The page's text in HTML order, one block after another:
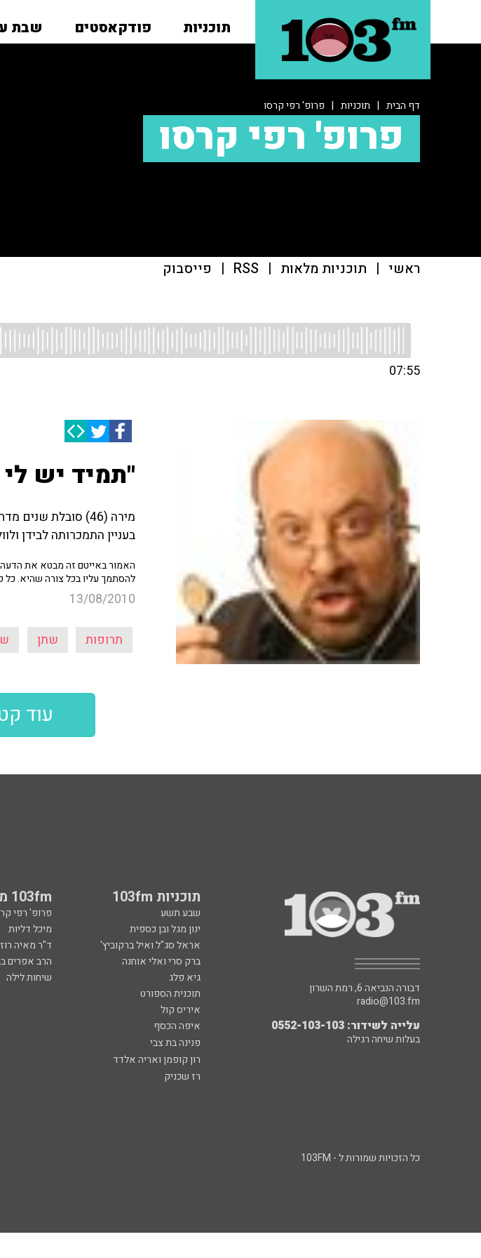
תוכניות פודקאסטים שבת
דף הבית | תוכניות | פרופ' רפי קרסו
פרופ' רפי קרסו
ראשי | תוכניות מלאות |
RSS
| פייסבוק
07:55
"תמיד יש
מירה (46) סובלת
בעניין התמכרותה לבידן
האמור באייטם זה מבטא את
להסתמך עליו בכל צורה שהיא.
13/08/2010
תרופות שתן
עוד
תוכניות 103fm 103fm מייעצים
שבע תשע פרופ' רפי
ינון מגל ובן כספית
מיכל דליות
אראל סג"ל ואיל ברקוביץ'
ד"ר מאיה
ברק סרי ואלי אוחנה
הרב אפרים
גיא פלג
שיחות לילה
תוכנית הספורט
איריס קול
איפה הכסף
פנינה בת צבי
רון קופמן ואריה אלדד
רז שכניק
דבורה הנביאה 6, רמת השרון
radio@103.fm
עלייה לשידור: 0552-103-103
בעלות שיחה רגילה
כל הזכויות שמורות ל - 103FM